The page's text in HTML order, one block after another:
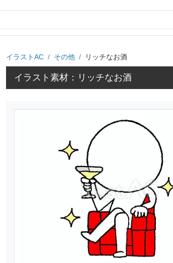
イラストAC その他 リッチなお酒
イラスト素材：リッチなお酒